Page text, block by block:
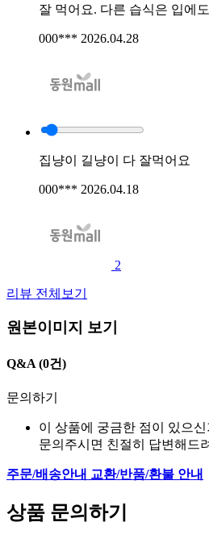
잘 먹어요. 다른 습식은 입에
000*** 2026.04.28
집냥이 길냥이 다 잘먹어요
000*** 2026.04.18
2
리뷰 전체보기
원본이미지 보기
Q&A(0건)
문의하기
이 상품에 궁금한 점이 있으신
문의주시면 친절히 답변해드
주문/배송안내 교환/반품/환불 안내
상품 문의하기